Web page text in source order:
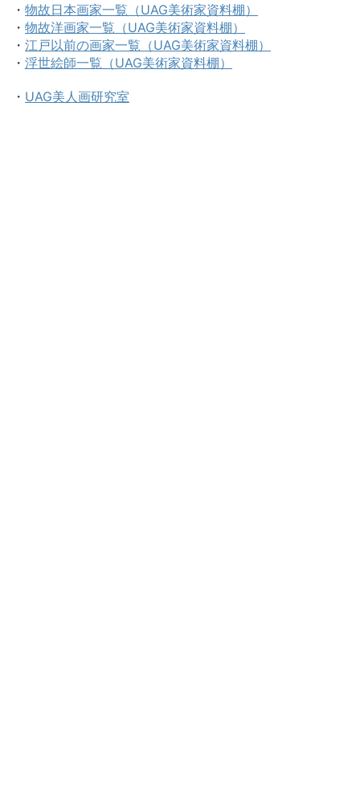
・ 物故日本画家一覧（UAG美術家資料棚）
・ 物故洋画家一覧（UAG美術家資料棚）
・ 江戸以前の画家一覧（UAG美術家資料棚）
・ 浮世絵師一覧（UAG美術家資料棚）
・ UAG美人画研究室